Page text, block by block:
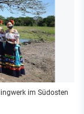
im Südosten